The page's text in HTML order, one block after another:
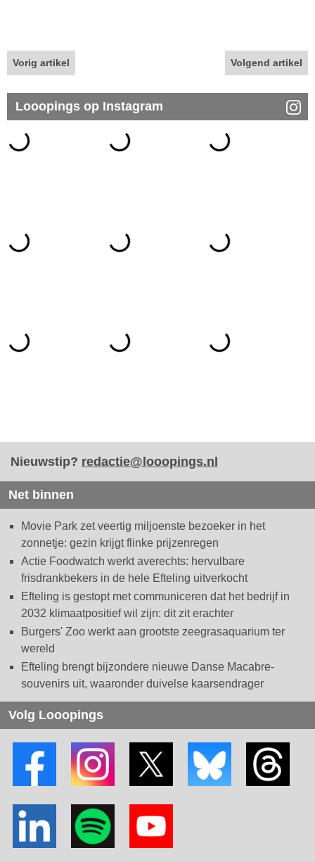
Vorig artikel Volgend artikel
Looopings op Instagram
Nieuwstip? redactie@looopings.nl
Net binnen
Movie Park zet veertig miljoenste bezoeker in het
zonnetje: gezin krijgt flinke prijzenregen
Actie Foodwatch werkt averechts: hervulbare
frisdrankbekers in de hele Efteling uitverkocht
Efteling is gestopt met communiceren dat het bedrijf in
2032 klimaatpositief wil zijn: dit zit erachter
Burgers' Zoo werkt aan grootste zeegrasaquarium ter
wereld
Efteling brengt bijzondere nieuwe Danse Macabre-
souvenirs uit, waaronder duivelse kaarsendrager
Volg Looopings